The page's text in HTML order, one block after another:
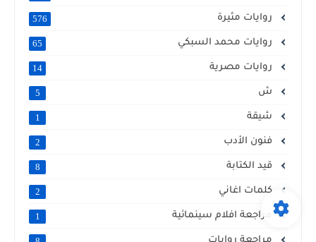
روايات مثيرة 576
روايات محمد السبكي 65
روايات مصرية 14
ش 5
شيقة 1
فنون الأدب 2
قيد الكتابة 8
كلمات اغاني 2
مراجعة افلام سينمائية 1